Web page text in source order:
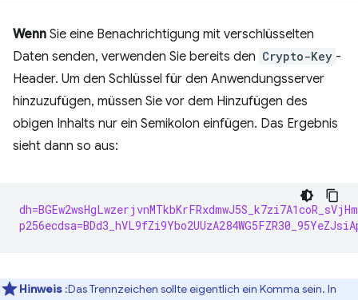
Wenn Sie eine Benachrichtigung mit verschlüsselten
Daten senden, verwenden Sie bereits den Crypto-Key -
Header. Um den Schlüssel für den Anwendungsserver
hinzuzufügen, müssen Sie vor dem Hinzufügen des
obigen Inhalts nur ein Semikolon einfügen. Das Ergebnis
sieht dann so aus:
Hinweis :Das Trennzeichen sollte eigentlich ein Komma sein. In